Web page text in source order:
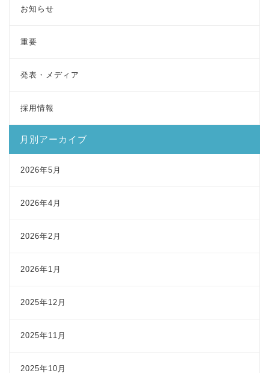
お知らせ
重要
発表・メディア
採用情報
月別アーカイブ
2026年5月
2026年4月
2026年2月
2026年1月
2025年12月
2025年11月
2025年10月